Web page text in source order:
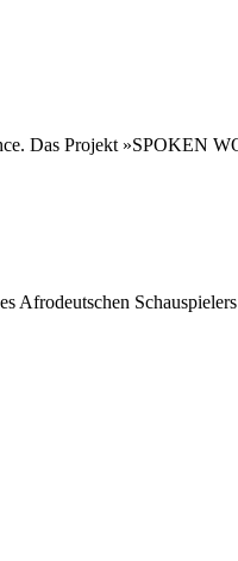
Das Projekt »SPOKEN
Afrodeutschen